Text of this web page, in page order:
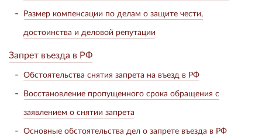
Размер компенсации по делам о защите чести,
достоинства и деловой репутации
Запрет въезда в РФ
Обстоятельства снятия запрета на въезд в РФ
Восстановление пропущенного срока обращения с
заявлением о снятии запрета
Основные обстоятельства дел о запрете въезда в РФ